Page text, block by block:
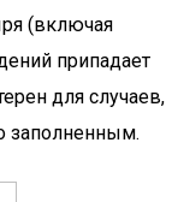
(включая
припадает
для случаев,
заполненным.